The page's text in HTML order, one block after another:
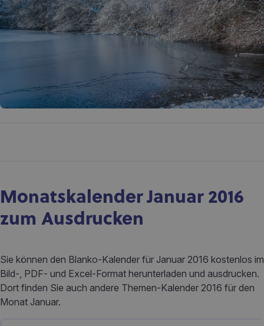
Monatskalender Januar 2016
zum Ausdrucken
Sie können den Blanko-Kalender für Januar 2016 kostenlos im
Bild-, PDF- und Excel-Format herunterladen und ausdrucken.
Dort finden Sie auch andere Themen-Kalender 2016 für den
Monat Januar.